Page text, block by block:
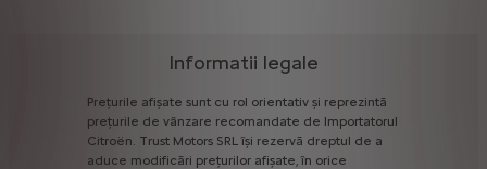
Informatii legale
Prețurile afișate sunt cu rol orientativ și reprezintă
prețurile de vânzare recomandate de Importatorul
Citroën. Trust Motors SRL îşi rezervă dreptul de a
aduce modificări prețurilor afișate, în orice